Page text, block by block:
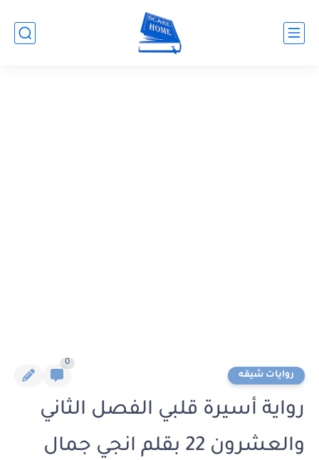
روايات شيقه
0
رواية أسيرة قلبي الفصل الثاني
والعشرون 22 بقلم انجي جمال